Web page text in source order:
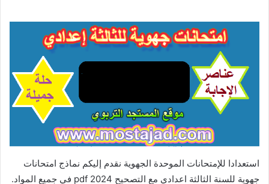
استعدادا للإمتحانات الموحدة الجهوية نقدم إليكم نماذج امتحانات
جهوية للسنة الثالثة اعدادي مع التصحيح pdf 2024 في جميع المواد.